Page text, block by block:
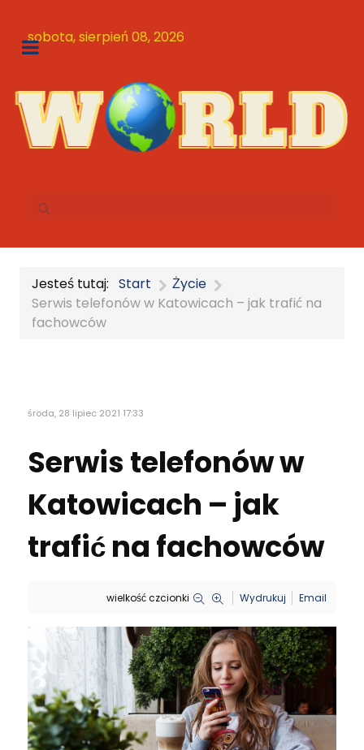
sobota, sierpień 08, 2026
Jesteś tutaj: Start
Życie
Serwis telefonów w Katowicach – jak trafić na
fachowców
środa, 28 lipiec 2021 17:33
Serwis telefonów w
Katowicach – jak
trafić na fachowców
wielkość czcionki Wydrukuj Email